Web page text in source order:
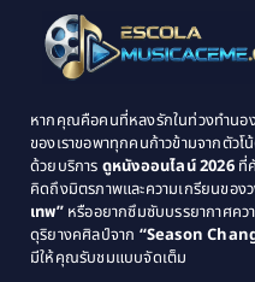
Classic ห
Classic หนั
Classic ห
1995
1993
1989
1987
1985
1983
หากคุณคือคนที่หลงรักในท่วงทำนอง
ของเราขอพาทุกคนก้าวข้ามจากตัว
ด้วยบริการ ดูหนังออนไลน์ 2026ที่
คิดถึงมิตรภาพและความเกรียนของ
เทพ”หรืออยากซึมซับบรรยากาศค
ดุริยางคศิลป์จาก “Season
มีให้คุณรับชมแบบจัดเต็ม